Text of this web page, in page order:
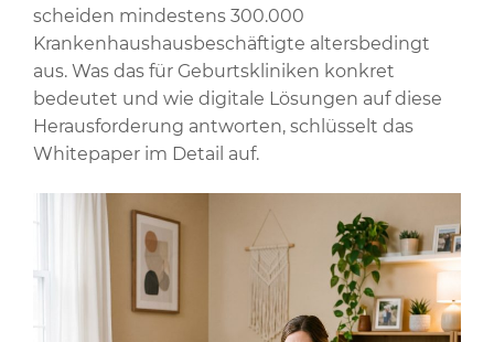
scheiden mindestens 300.000
Krankenhaushausbeschäftigte altersbedingt
aus. Was das für Geburtskliniken konkret
bedeutet und wie digitale Lösungen auf diese
Herausforderung antworten, schlüsselt das
Whitepaper im Detail auf.